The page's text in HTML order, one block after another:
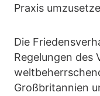
Praxis
Die
Regelungen des
Großbritannien